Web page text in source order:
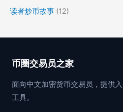
读者炒币故事 (12)
币圈交易员之家
面向中文加密货币交易员，提供
工具。